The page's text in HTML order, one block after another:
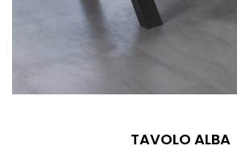
TAVOLO ALBA